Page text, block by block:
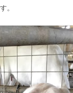
。